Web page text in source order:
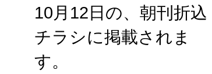
10月12日 の、 朝刊折込
チラシに掲載されま
す。